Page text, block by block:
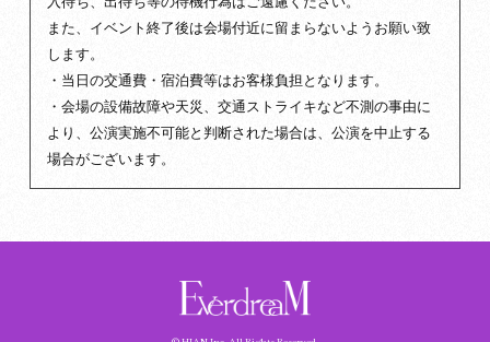
また、イベント終了後は会場付近に留まらないようお願い致
します。
・当日の交通費・宿泊費等はお客様負担となります。
・会場の設備故障や天災、交通ストライキなど不測の事由に
より、公演実施不可能と判断された場合は、公演を中止する
場合がございます。